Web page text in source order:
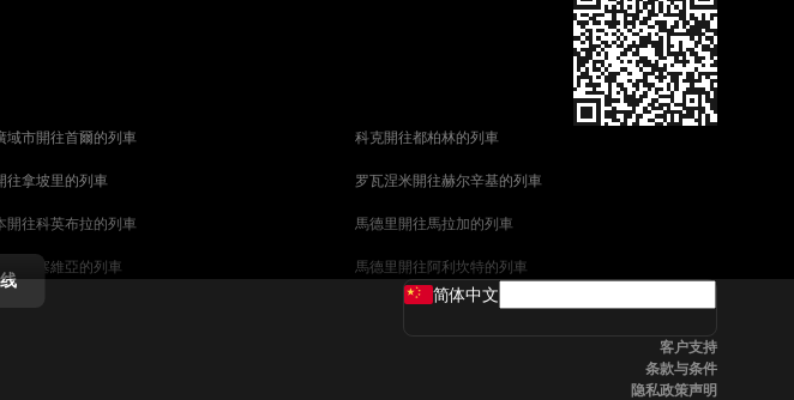
域市開往首爾的列車 科克開往都柏林的列車
往拿坡里的列車 罗瓦涅米開往赫尔辛基的列車
開往科英布拉的列車 馬德里開往馬拉加的列車
開往塞維亞的列車 馬德里開往阿利坎特的列車
巴塞罗那開往馬拉加的列車
简体中文
客户支持
条款与条件
隐私政策声明